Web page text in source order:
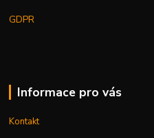
GDPR
Informace pro vás
Kontakt